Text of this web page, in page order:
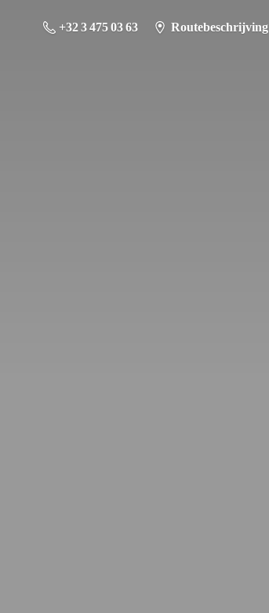
+32 3 475 03 63 Routebeschrijving